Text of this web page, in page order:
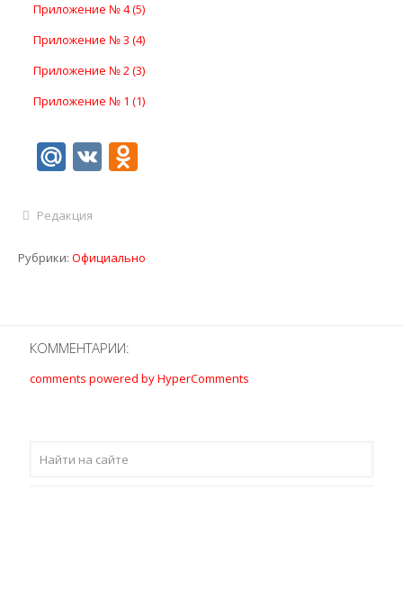
Приложение № 4 (5)
Приложение № 3 (4)
Приложение № 2 (3)
Приложение № 1 (1)
Mail.Ru
VKOdnoklassniki
Редакция
Рубрики: Официально
КОММЕНТАРИИ:
comments powered by HyperComments